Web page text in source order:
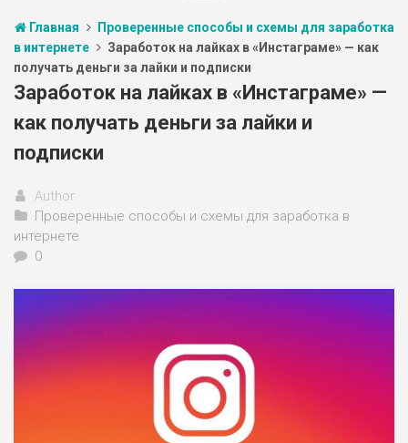
Статьи
Партнеры
Главная
Проверенные способы и схемы для заработка
в интернете
Заработок на лайках в «Инстаграме» — как
получать деньги за лайки и подписки
Заработок на лайках в «Инстаграме» —
как получать деньги за лайки и
подписки
Author
Проверенные способы и схемы для заработка в
интернете
0